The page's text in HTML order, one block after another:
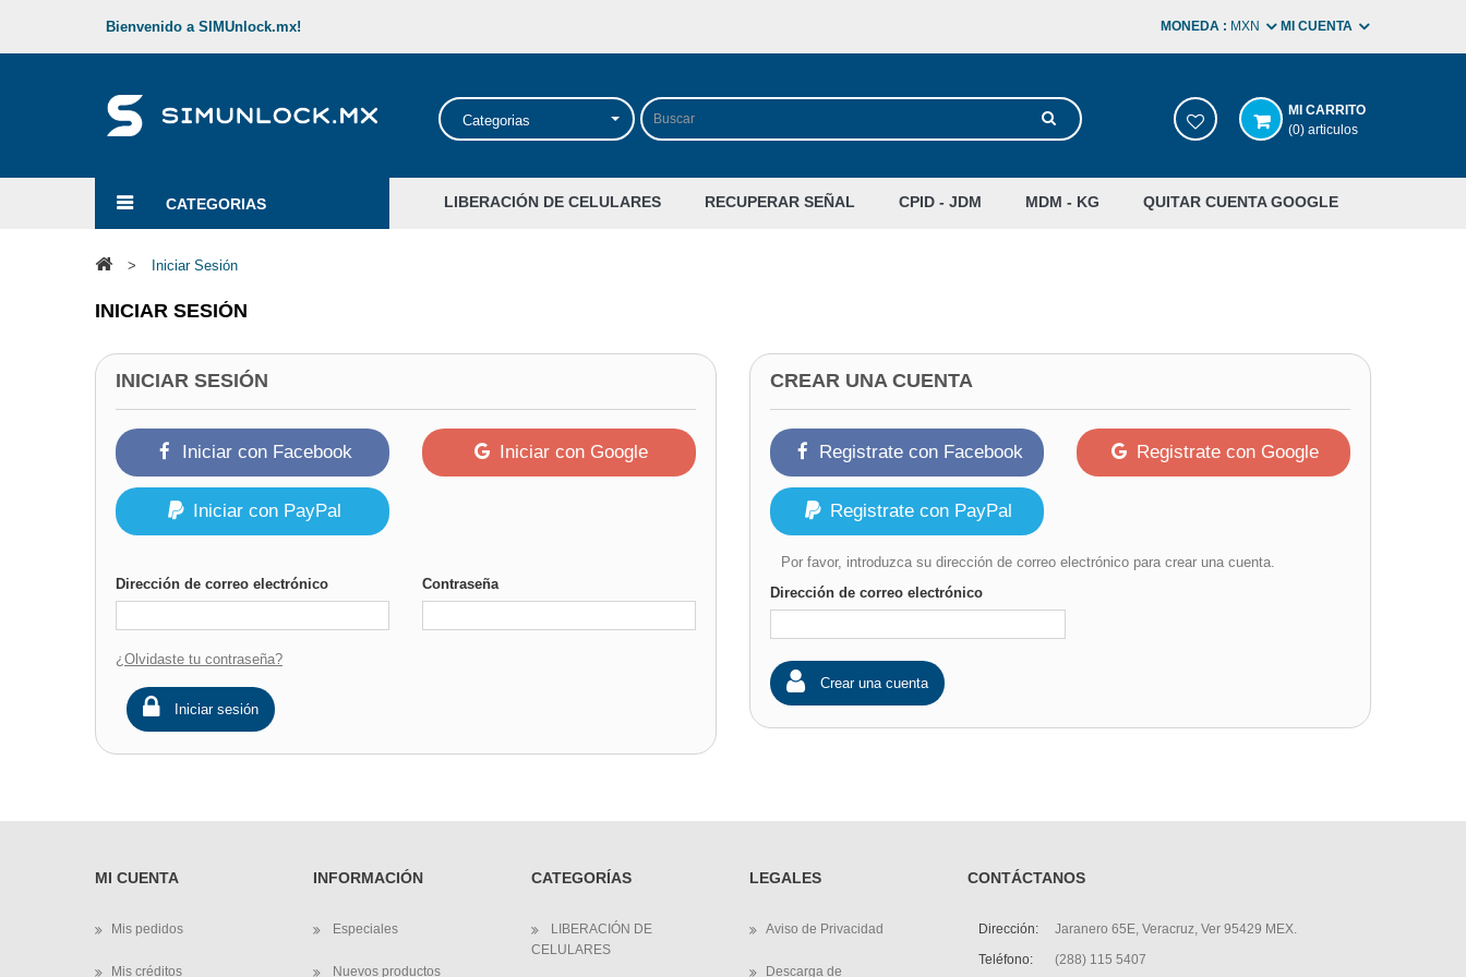
Bienvenido a SIMUnlock.mx! MI CUENTA
MONEDA : MXN
Categorias
MI CARRITO
(0) articulos
CATEGORIAS LIBERACIÓN DE CELULARES RECUPERAR SEÑAL CPID - JDM MDM - KG QUITAR CUENTA GOOGLE
> Iniciar Sesión
INICIAR SESIÓN
INICIAR SESIÓN
Iniciar con Facebook Iniciar con Google
Iniciar con PayPal
Dirección de correo electrónico Contraseña
¿Olvidaste tu contraseña?
Iniciar sesión
CREAR UNA CUENTA
Registrate con Facebook Registrate con Google
Registrate con PayPal
Por favor, introduzca su dirección de correo electrónico para crear una cuenta.
Dirección de correo electrónico
Crear una cuenta
MI CUENTA
Mis pedidos
Mis créditos
INFORMACIÓN
Especiales
Nuevos productos
CATEGORÍAS
LIBERACIÓN DE
CELULARES
LEGALES
Aviso de Privacidad
Descarga de
CONTÁCTANOS
Dirección:
Jaranero 65E, Veracruz, Ver 95429 MEX.
Teléfono:
(288) 115 5407